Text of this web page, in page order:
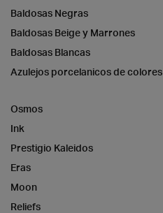
Baldosas Negras
Baldosas Beige y Marrones
Baldosas Blancas
Azulejos porcelanicos de colores
Osmos
Ink
Prestigio Kaleidos
Eras
Moon
Reliefs